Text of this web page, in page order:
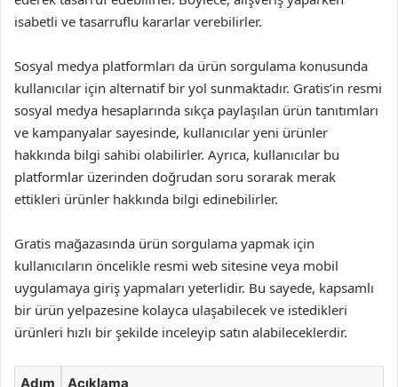
isabetli ve tasarruflu kararlar verebilirler.
Sosyal medya platformları da ürün sorgulama konusunda
kullanıcılar için alternatif bir yol sunmaktadır. Gratis’in resmi
sosyal medya hesaplarında sıkça paylaşılan ürün tanıtımları
ve kampanyalar sayesinde, kullanıcılar yeni ürünler
hakkında bilgi sahibi olabilirler. Ayrıca, kullanıcılar bu
platformlar üzerinden doğrudan soru sorarak merak
ettikleri ürünler hakkında bilgi edinebilirler.
Gratis mağazasında ürün sorgulama yapmak için
kullanıcıların öncelikle resmi web sitesine veya mobil
uygulamaya giriş yapmaları yeterlidir. Bu sayede, kapsamlı
bir ürün yelpazesine kolayca ulaşabilecek ve istedikleri
ürünleri hızlı bir şekilde inceleyip satın alabileceklerdir.
Adım Açıklama